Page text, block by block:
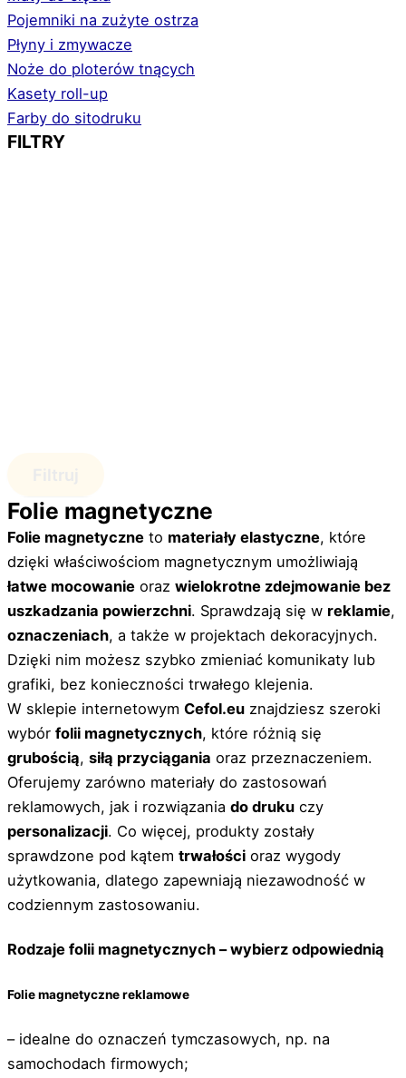
Pojemniki na zużyte ostrza
Płyny i zmywacze
Noże do ploterów tnących
Kasety roll-up
Farby do sitodruku
FILTRY
Folie magnetyczne
Folie magnetyczne to materiały elastyczne, które
dzięki właściwościom magnetycznym umożliwiają
łatwe mocowanie oraz wielokrotne zdejmowanie bez
uszkadzania powierzchni. Sprawdzają się w reklamie,
oznaczeniach, a także w projektach dekoracyjnych.
Dzięki nim możesz szybko zmieniać komunikaty lub
grafiki, bez konieczności trwałego klejenia.
W sklepie internetowym Cefol.eu znajdziesz szeroki
wybór folii magnetycznych, które różnią się
grubością, siłą przyciągania oraz przeznaczeniem.
Oferujemy zarówno materiały do zastosowań
reklamowych, jak i rozwiązania do druku czy
personalizacji. Co więcej, produkty zostały
sprawdzone pod kątem trwałości oraz wygody
użytkowania, dlatego zapewniają niezawodność w
codziennym zastosowaniu.
Rodzaje folii magnetycznych – wybierz odpowiednią
Folie magnetyczne reklamowe
– idealne do oznaczeń tymczasowych, np. na
samochodach firmowych;